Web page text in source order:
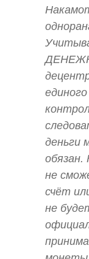
деньги
обязан.
не
счёт
не